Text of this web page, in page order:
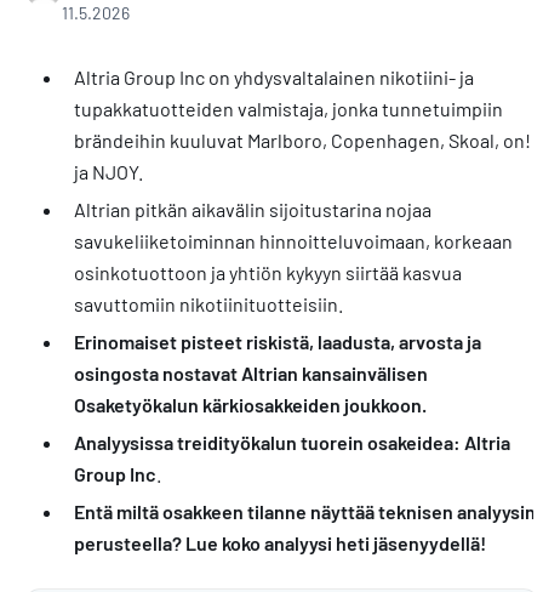
11.5.2026
Altria Group Inc on yhdysvaltalainen nikotiini- ja
tupakkatuotteiden valmistaja, jonka tunnetuimpiin
brändeihin kuuluvat Marlboro, Copenhagen, Skoal, on!
ja NJOY.
Altrian pitkän aikavälin sijoitustarina nojaa
savukeliiketoiminnan hinnoitteluvoimaan, korkeaan
osinkotuottoon ja yhtiön kykyyn siirtää kasvua
savuttomiin nikotiinituotteisiin.
Erinomaiset pisteet riskistä, laadusta, arvosta ja
osingosta nostavat Altrian kansainvälisen
Osaketyökalun kärkiosakkeiden joukkoon.
Analyysissa treidityökalun tuorein osakeidea: Altria
Group Inc
Entä miltä osakkeen tilanne näyttää teknisen analyysin
perusteella? Lue koko analyysi heti jäsenyydellä!